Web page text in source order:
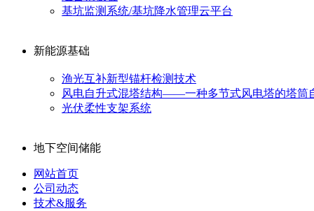
基坑监测系统/基坑降水管理云平台
新能源基础
渔光互补新型锚杆检测技术
风电自升式混塔结构——一种多节式风电塔的塔筒
光伏柔性支架系统
地下空间储能
网站首页
公司动态
技术&服务